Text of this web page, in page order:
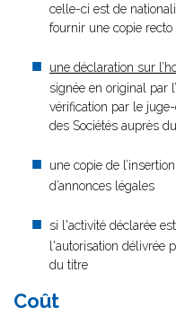
celle-ci est de
fournir une copie recto
une déclaration sur
signée en original par
vérification par le
des Sociétés auprès
une copie de
d’annonces légales
si l'activité déclarée
l'autorisation délivrée
du titre
Coût